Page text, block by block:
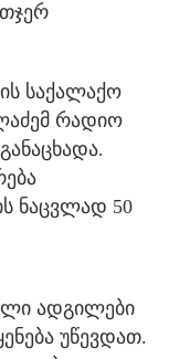
საქალაქო
რადიო
ნაცვლად 50
ადგილები
უწევდათ.